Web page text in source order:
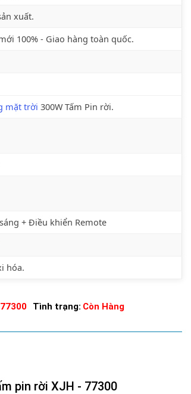
xuất.
100% - Giao hàng toàn quốc.
mặt trời 300W Tấm Pin rời.
+ Điều khiển Remote
hóa.
Tình trạng: Còn Hàng
pin rời XJH - 77300